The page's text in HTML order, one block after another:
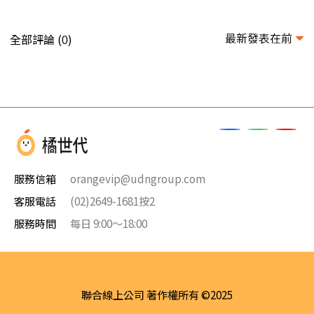
全部評論 (0) 最新發表在前
服務信箱
orangevip@udngroup.com
客服電話
(02)2649-1681按2
服務時間
每日 9:00～18:00
聯合線上公司 著作權所有 ©2025